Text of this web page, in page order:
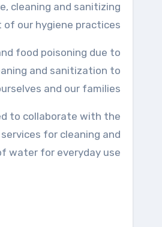
cleaning and sanitizing
our hygiene practices.
food poisoning due to
and sanitization to
and our families.
to collaborate with the
for cleaning and
water for everyday use.